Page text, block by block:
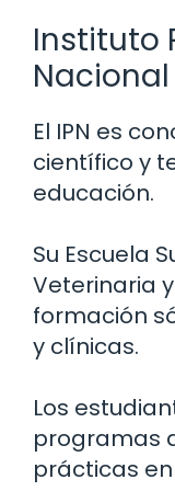
Instituto
Nacional
El IPN es
científico y
educación.
Su Escuela
Veterinaria
formación
y clínicas.
Los
programas
prácticas